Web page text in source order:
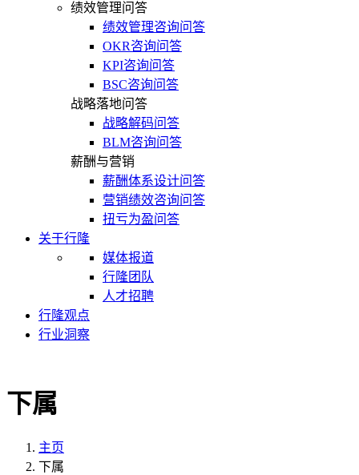
绩效管理问答
绩效管理咨询问答
OKR咨询问答
KPI咨询问答
BSC咨询问答
战略落地问答
战略解码问答
BLM咨询问答
薪酬与营销
薪酬体系设计问答
营销绩效咨询问答
扭亏为盈问答
关于行隆
媒体报道
行隆团队
人才招聘
行隆观点
行业洞察
下属
主页
下属